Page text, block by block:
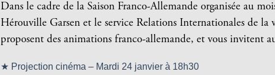
Dans le cadre de la Saison Franco-Allemande organisée au
Hérouville Garsen et le service Relations Internationales de la
proposent des animations franco-allemande, et vous invitent
★ Projection cinéma – Mardi 24 janvier à 18h30